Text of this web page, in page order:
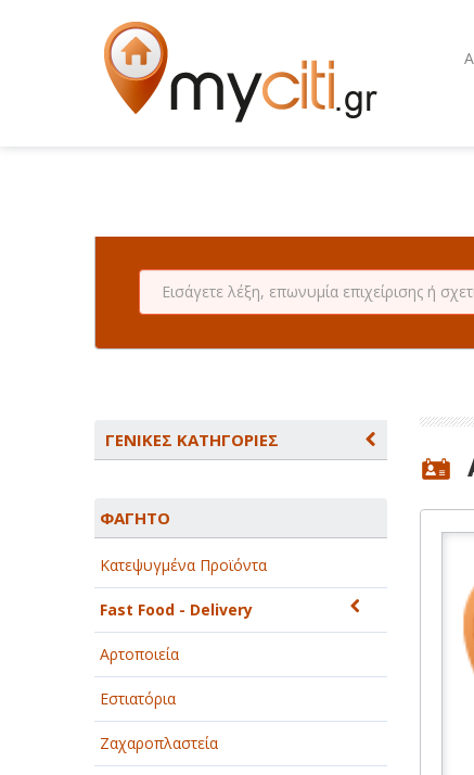
ΓΕΝΙΚΕΣ ΚΑΤΗΓΟΡΙΕΣ
ΑΘΛΗΤΙΣΜΟΣ
ΑΥΤΟΚΙΝΗΤΑ - ΜΗΧΑΝΕΣ - ΣΚΑΦΗ
ΔΙΑΣΚΕΔΑΣΗ - ΨΥΧΑΓΩΓΙΑ - ΤΕΧΝΕΣ
ΔΙΑΦΗΜΙΣΗ - ΜΜΕ
ΕΚΚΛΗΣΙΕΣ - ΦΙΛΑΝΘΡΩΠΙΚΑ
ΣΩΜΑΤΕΙΑ
ΦΑΓΗΤΟ
Κατεψυγμένα Προϊόντα
Fast Food - Delivery
Αρτοποιεία
Εστιατόρια
Ζαχαροπλαστεία